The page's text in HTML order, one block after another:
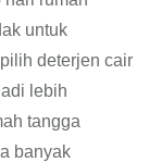
untuk
deterjen cair
lebih
tangga
banyak